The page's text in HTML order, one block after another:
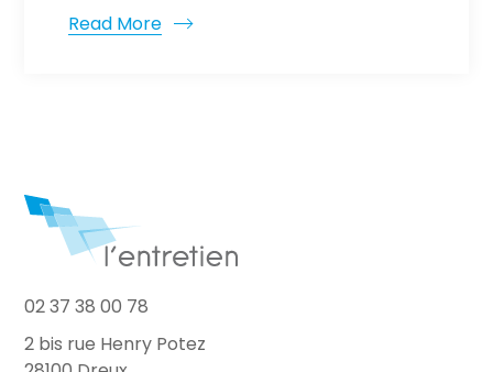
Read More
02 37 38 00 78
2 bis rue Henry Potez